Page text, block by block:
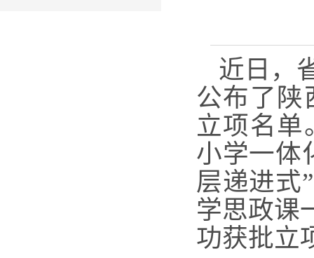
近日，
公布了陕
立项名单
小学一体
层递进式
学思政课
功获批立